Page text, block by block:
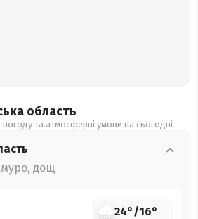
область
та атмосферні умови на сьогодні
дощ
24°/16°